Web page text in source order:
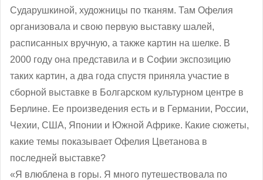
Сударушкиной, художницы по тканям. Там Офелия
организовала и свою первую выставку шалей,
расписанных вручную, а также картин на шелке. В
2000 году она представила и в Софии экспозицию
таких картин, а два года спустя приняла участие в
сборной выставке в Болгарском культурном центре в
Берлине. Ее произведения есть и в Германии, России,
Чехии, США, Японии и Южной Африке. Какие сюжеты,
какие темы показывает Офелия Цветанова в
последней выставке?
«Я влюблена в горы. Я много путешествовала по